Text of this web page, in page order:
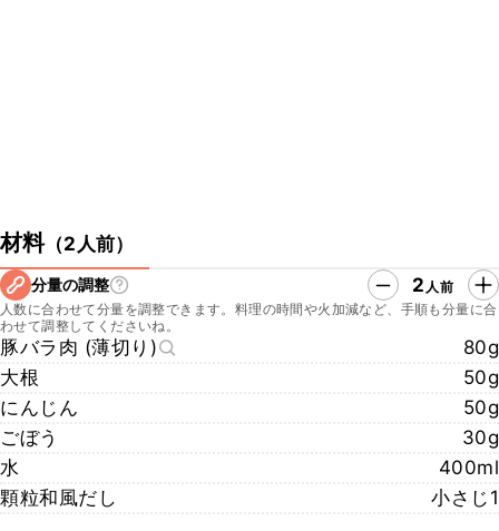
材料（2人前）
分量の調整 2 人前
人数に合わせて分量を調整できます。料理の時間や火加減など、手順も分量に合
わせて調整してくださいね。
豚バラ肉 (薄切り)
80g
大根
50g
にんじん
50g
ごぼう
30g
水
400ml
顆粒和風だし
小さじ1